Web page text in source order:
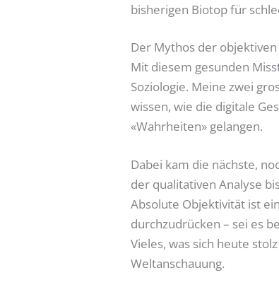
bisherigen Biotop für
Der Mythos der
Mit diesem gesunden
Soziologie. Meine zwei
wissen, wie die digitale
«Wahrheiten» gelangen.
Dabei kam die nächste,
der qualitativen Analyse
Absolute Objektivität ist
durchzudrücken – sei es
Vieles, was sich heute
Weltanschauung.